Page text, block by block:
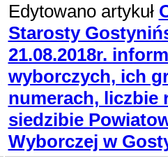
Edytowano artykuł
Starosty
21.08.2018r.
wyborczych, ich
numerach, liczbie
siedzibie
Wyborczej w